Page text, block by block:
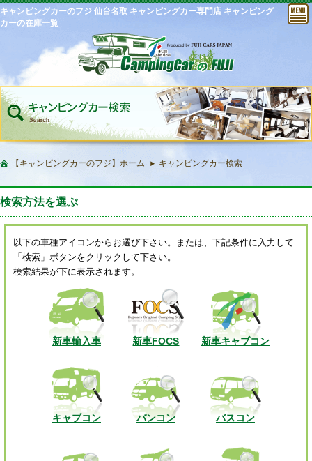
キャンピングカーのフジ 仙台名取 キャンピングカー専門店 キャンピング
カーの在庫一覧
【キャンピングカーのフジ】ホーム キャンピングカー検索
検索方法を選ぶ
以下の車種アイコンからお選び下さい。または、下記条件に入力して
「検索」ボタンをクリックして下さい。
検索結果が下に表示されます。
新車輸入車 新車FOCS 新車キャブコン
キャブコン バンコン バスコン